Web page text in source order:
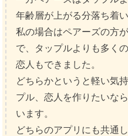
年齢層が上がる分落ち着
私の場合はペアーズの方
で、タップルよりも多く
恋人もできました。
どちらかというと軽い気
プル、恋人を作りたいな
います。
どちらのアプリにも共通